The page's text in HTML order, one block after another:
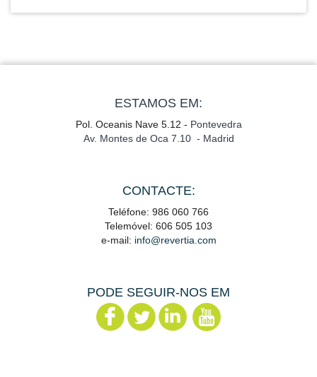
ESTAMOS EM:
Pol. Oceanis Nave 5.12 - Pontevedra
Av. Montes de Oca 7.10 - Madrid
CONTACTE:
Teléfone: 986 060 766
Telemóvel: 606 505 103
e-mail: info@revertia.com
PODE SEGUIR-NOS EM